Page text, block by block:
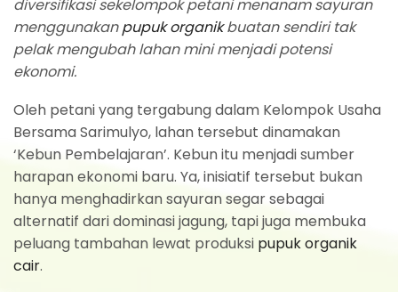
diversifikasi sekelompok petani menanam sayuran
menggunakanpupuk organikbuatan sendiri tak
pelak mengubah lahan mini menjadi potensi
ekonomi.
Oleh petani yang tergabung dalam Kelompok Usaha
Bersama Sarimulyo, lahan tersebut dinamakan
‘Kebun Pembelajaran’. Kebun itu menjadi sumber
harapan ekonomi baru. Ya, inisiatif tersebut bukan
hanya menghadirkan sayuran segar sebagai
alternatif dari dominasi jagung, tapi juga membuka
peluang tambahan lewat produksi pupuk organik
cair.